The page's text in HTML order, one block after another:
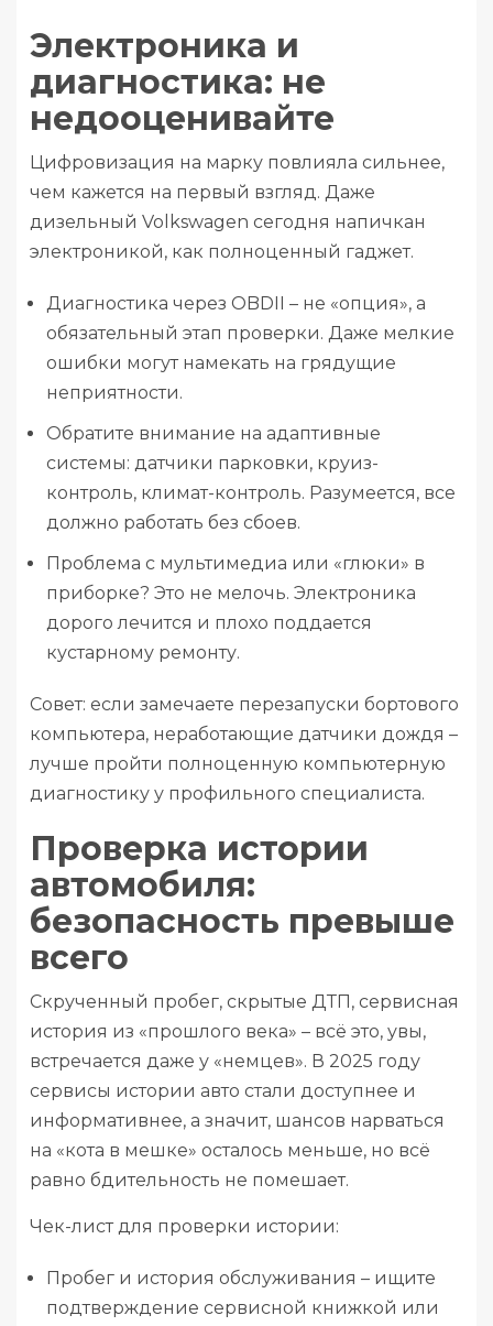
Электроника и
диагностика: не
недооценивайте
Цифровизация на марку повлияла сильнее,
чем кажется на первый взгляд. Даже
дизельный Volkswagen сегодня напичкан
электроникой, как полноценный гаджет.
Диагностика через OBDII – не «опция», а
обязательный этап проверки. Даже мелкие
ошибки могут намекать на грядущие
неприятности.
Обратите внимание на адаптивные
системы: датчики парковки, круиз-
контроль, климат-контроль. Разумеется, все
должно работать без сбоев.
Проблема с мультимедиа или «глюки» в
приборке? Это не мелочь. Электроника
дорого лечится и плохо поддается
кустарному ремонту.
Совет: если замечаете перезапуски бортового
компьютера, неработающие датчики дождя –
лучше пройти полноценную компьютерную
диагностику у профильного специалиста.
Проверка истории
автомобиля:
безопасность превыше
всего
Скрученный пробег, скрытые ДТП, сервисная
история из «прошлого века» – всё это, увы,
встречается даже у «немцев». В 2025 году
сервисы истории авто стали доступнее и
информативнее, а значит, шансов нарваться
на «кота в мешке» осталось меньше, но всё
равно бдительность не помешает.
Чек-лист для проверки истории:
Пробег и история обслуживания – ищите
подтверждение сервисной книжкой или